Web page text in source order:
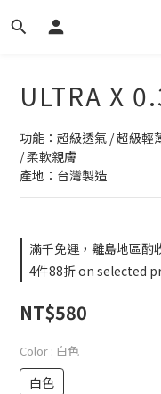
ULTRA X
功能：超級透氣 / 超級輕
/ 柔軟親膚
產地：台灣製造
滿千免運，離島地區
4件88折 on selected
NT$580
Color : 白色
白色